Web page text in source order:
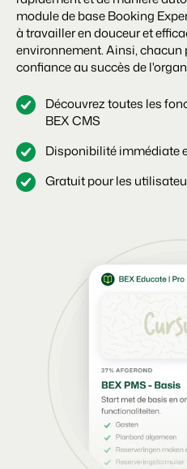
Attirez des prospects pour la
BEX Linguistique
Accueillez vos clients dans leur
Marketing
Marketing en ligne
La puissante alliance entre
performance
Votre projet est vendu en un rien
Booking Analytics
Solution reporting Premium
Présentation de
Découvrez les possibilités
Événements
Faites notre connaissance lors
Trust Center
La confiance chez Booking
À propos de nous
Service client
Obtenez des réponses á vos
Trouvez votre nouveau job de
Contactez nous.
À propos de nous
Découvrez les personnes derrière
module de base Booking
à travailler en douceur et
environnement. Ainsi,
confiance au succès de
Découvrez toutes les
BEX CMS
Disponibilité immédiate
Gratuit pour les